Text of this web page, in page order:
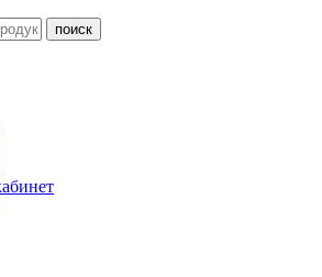
поиск